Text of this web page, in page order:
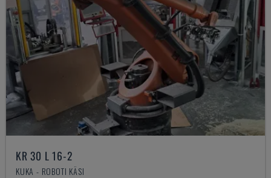
KR 30 L 16-2
KUKA - ROBOTI KÄSI